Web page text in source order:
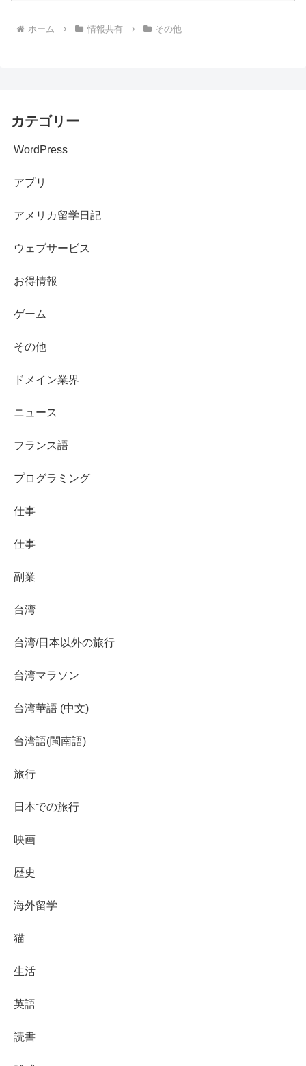
ホーム 情報共有 その他
カテゴリー
WordPress
アプリ
アメリカ留学日記
ウェブサービス
お得情報
ゲーム
その他
ドメイン業界
ニュース
フランス語
プログラミング
仕事
仕事
副業
台湾
台湾/日本以外の旅行
台湾マラソン
台湾華語 (中文)
台湾語(閩南語)
旅行
日本での旅行
映画
歴史
海外留学
猫
生活
英語
読書